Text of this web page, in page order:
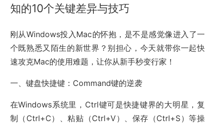
知的10个关键差异与技巧
刚从Windows投入Mac的怀抱，是不是感觉像进入了一
个既熟悉又陌生的新世界？别担心，今天就带你一起快
速攻克Mac的使用难题，让你从新手秒变行家！
一、键盘快捷键：Command键的逆袭
在Windows系统里，Ctrl键可是快捷键界的大明星，复
制（Ctrl+C）、粘贴（Ctrl+V）、保存（Ctrl+S）等操